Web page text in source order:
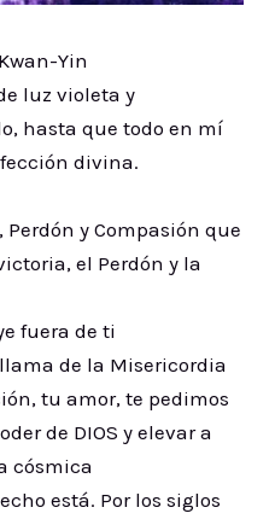
Yin
luz violeta y
hasta que todo en mí
divina.
y Compasión que
el Perdón y la
fuera de ti
de la Misericordia
tu amor, te pedimos
de DIOS y elevar a
cósmica
está. Por los siglos